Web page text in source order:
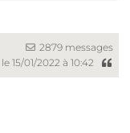
2879 messages
le 15/01/2022 à 10:42